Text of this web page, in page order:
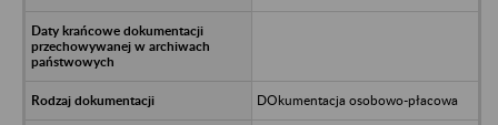
DOkumentacja osobowo-płacowa